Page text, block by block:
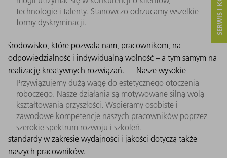
technologie i talenty. Stanowczo odrzucamy wszelkie
formy dyskryminacji.
środowisko, które pozwala nam, pracownikom, na
odpowiedzialność i indywidualną wolność – a tym samym na
realizację kreatywnych rozwiązań.
Przywiązujemy dużą wagę do estetycznego otoczenia
roboczego. Nasze działania są motywowane silną wolą
kształtowania przyszłości. Wspieramy osobiste i
zawodowe kompetencje naszych pracowników poprzez
szerokie spektrum rozwoju i szkoleń.
Nasze wysokie
standardy w zakresie wydajności i jakości dotyczą także
naszych pracowników.